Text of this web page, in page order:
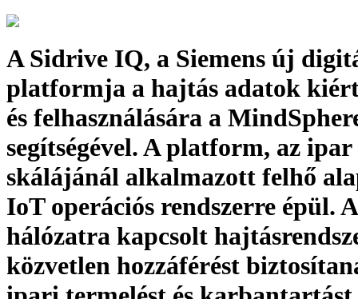
A Sidrive IQ, a Siemens új
platformja a hajtás adatok
és felhasználására a
segítségével. A platform, az ipar
skálájánál alkalmazott felhő
IoT operációs rendszerre épül. A
hálózatra kapcsolt
közvetlen hozzáférést